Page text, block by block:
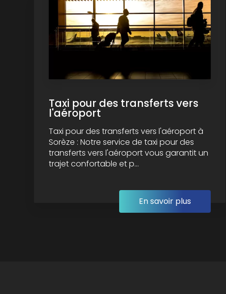
Taxi pour des transferts vers
l'aéroport
Taxi pour des transferts vers l'aéroport à
Sorèze : Notre service de taxi pour des
transferts vers l'aéroport vous garantit un
trajet confortable et p...
En savoir plus